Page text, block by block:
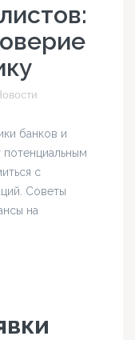
банков и
с
Советы
на